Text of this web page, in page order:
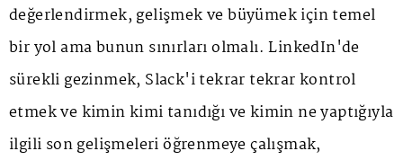
değerlendirmek, gelişmek ve büyümek için temel
bir yol ama bunun sınırları olmalı. LinkedIn'de
sürekli gezinmek, Slack'i tekrar tekrar kontrol
etmek ve kimin kimi tanıdığı ve kimin ne yaptığıyla
ilgili son gelişmeleri öğrenmeye çalışmak,